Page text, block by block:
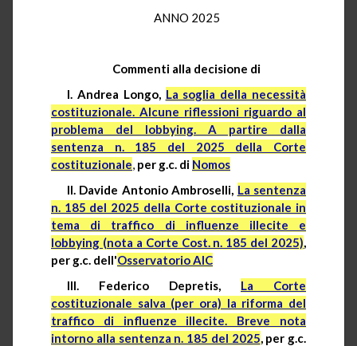
ANNO 2025
Commenti alla decisione di
I. Andrea Longo, La soglia della necessità
costituzionale. Alcune riflessioni riguardo al
problema del lobbying. A partire dalla
sentenza n. 185 del 2025 della Corte
costituzionale, per g.c. di Nomos
II. Davide Antonio Ambroselli, La sentenza
n. 185 del 2025 della Corte costituzionale in
tema di traffico di influenze illecite e
lobbying (nota a Corte Cost. n. 185 del 2025),
per g.c. dell'Osservatorio AIC
III. Federico Depretis, La Corte
costituzionale salva (per ora) la riforma del
traffico di influenze illecite. Breve nota
intorno alla sentenza n. 185 del 2025, per g.c.